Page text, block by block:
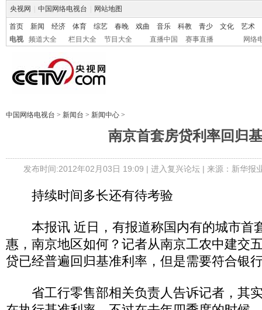
央视网 中国网络电视台 网站地图
首页 新闻 经济 体育 综艺 春晚 戏曲 音乐 科教 青少 文化
艺术
电视
频道大全 栏目大全 节目大全 直播中国 赛事直播 网络
中国网络电视台 > 新闻台 > 新闻中心 >
南京首套房贷利率回归
发布时间:2012年02月03日 19:09 | 进入复兴论坛| 来源：新华报
持续时间多长还有待考验
本报讯 近日，有报道称国内有的城市首
惠，南京地区如何？记者从南京工农中建交
贷已经普遍回归基准利率，但是需要符合银
省工行零售部相关负责人告诉记者，其